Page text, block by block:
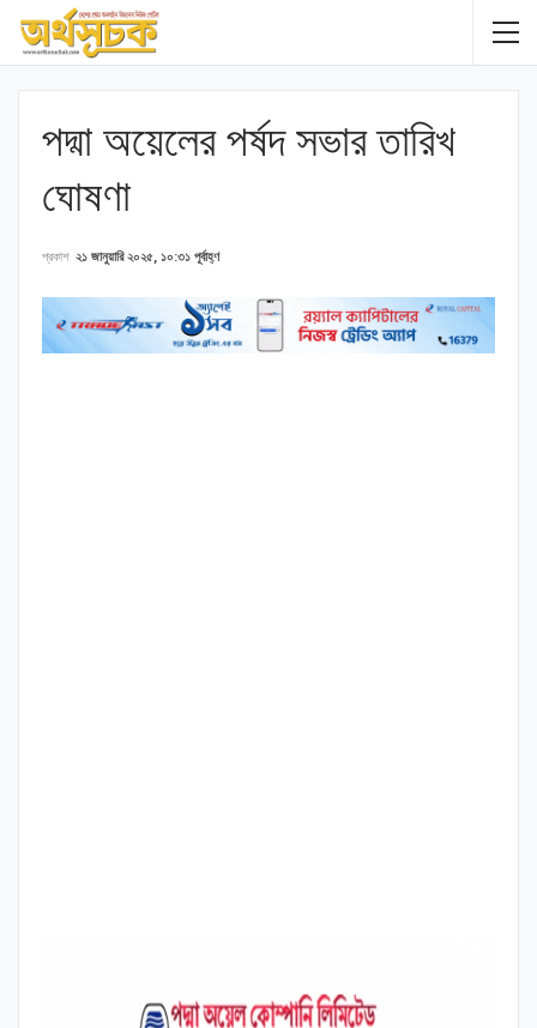
পদ্মা অয়েলের পর্ষদ সভার তারিখ
ঘোষণা
প্রকাশ ২১ জানুয়ারি ২০২৫, ১০:৩১ পূর্বাহ্ণ